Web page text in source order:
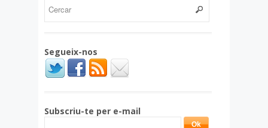
Segueix-nos
Subscriu-te per e-mail